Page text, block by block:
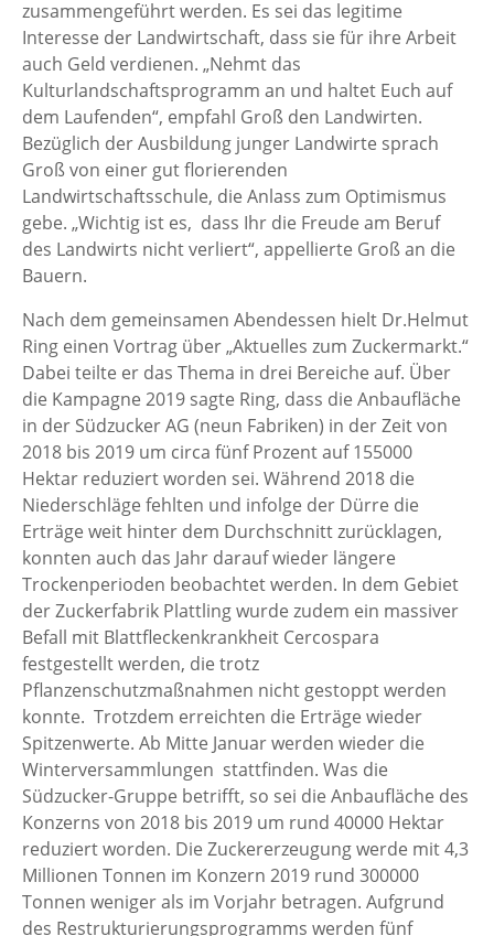
zusammengeführt werden. Es sei das legitime
Interesse der Landwirtschaft, dass sie für ihre Arbeit
auch Geld verdienen. „Nehmt das
Kulturlandschaftsprogramm an und haltet Euch auf
dem Laufenden“, empfahl Groß den Landwirten.
Bezüglich der Ausbildung junger Landwirte sprach
Groß von einer gut florierenden
Landwirtschaftsschule, die Anlass zum Optimismus
gebe. „Wichtig ist es, dass Ihr die Freude am Beruf
des Landwirts nicht verliert“, appellierte Groß an die
Bauern.
Nach dem gemeinsamen Abendessen hielt Dr.Helmut
Ring einen Vortrag über „Aktuelles zum Zuckermarkt.“
Dabei teilte er das Thema in drei Bereiche auf. Über
die Kampagne 2019 sagte Ring, dass die Anbaufläche
in der Südzucker AG (neun Fabriken) in der Zeit von
2018 bis 2019 um circa fünf Prozent auf 155000
Hektar reduziert worden sei. Während 2018 die
Niederschläge fehlten und infolge der Dürre die
Erträge weit hinter dem Durchschnitt zurücklagen,
konnten auch das Jahr darauf wieder längere
Trockenperioden beobachtet werden. In dem Gebiet
der Zuckerfabrik Plattling wurde zudem ein massiver
Befall mit Blattfleckenkrankheit Cercospara
festgestellt werden, die trotz
Pflanzenschutzmaßnahmen nicht gestoppt werden
konnte. Trotzdem erreichten die Erträge wieder
Spitzenwerte. Ab Mitte Januar werden wieder die
Winterversammlungen stattfinden. Was die
Südzucker-Gruppe betrifft, so sei die Anbaufläche des
Konzerns von 2018 bis 2019 um rund 40000 Hektar
reduziert worden. Die Zuckererzeugung werde mit 4,3
Millionen Tonnen im Konzern 2019 rund 300000
Tonnen weniger als im Vorjahr betragen. Aufgrund
des Restrukturierungsprogramms werden fünf